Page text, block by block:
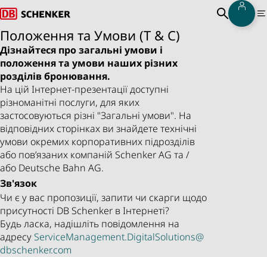
Back to Homepage Open
Положення та Умови (T & C)
Дізнайтеся про загальні умови і
положення та умови наших різних
розділів бронювання.
На цій Інтернет-презентації доступні
різноманітні послуги, для яких
застосовуються різні "Загальні умови". На
відповідних сторінках ви знайдете технічні
умови окремих корпоративних підрозділів
або пов’язаних компаній Schenker AG та /
або Deutsche Bahn AG.
Зв'язок
Чи є у вас пропозиції, запити чи скарги щодо
присутності DB Schenker в Інтернеті?
Будь ласка, надішліть повідомлення на
адресу ServiceManagement.DigitalSolutions@
dbschenker.com